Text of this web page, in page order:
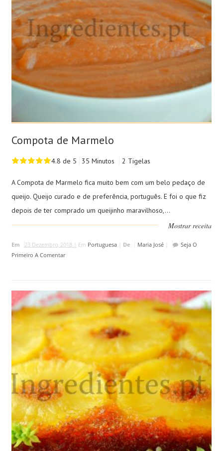
Compota de Marmelo
4.8 de 5 35 Minutos 2 Tigelas
A Compota de Marmelo fica muito bem com um belo pedaço de
queijo. Queijo curado e de preferência, português. E foi o que fiz
depois de ter comprado um queijinho maravilhoso,...
Mostrar receita
Em 23 Dezembro, 2018 | Em Portuguesa| De Maria José|
Seja O
Primeiro A Comentar